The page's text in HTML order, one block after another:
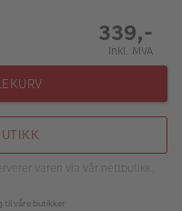
339,-
Inkl. MVA
varen via vår nettbutikk.
til våre butikker